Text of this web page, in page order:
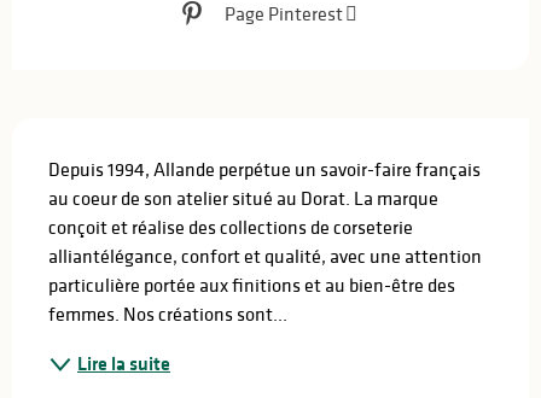
Page Pinterest
Depuis 1994, Allande perpétue un savoir-faire français
au coeur de son atelier situé au Dorat. La marque
conçoit et réalise des collections de corseterie
alliantélégance, confort et qualité, avec une attention
particulière portée aux finitions et au bien-être des
femmes. Nos créations sont...
Lire la suite